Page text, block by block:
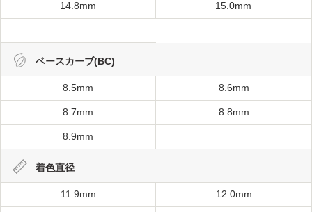
14.8mm 15.0mm
ベースカーブ(BC)
8.5mm 8.6mm
8.7mm 8.8mm
8.9mm
着色直径
11.9mm 12.0mm